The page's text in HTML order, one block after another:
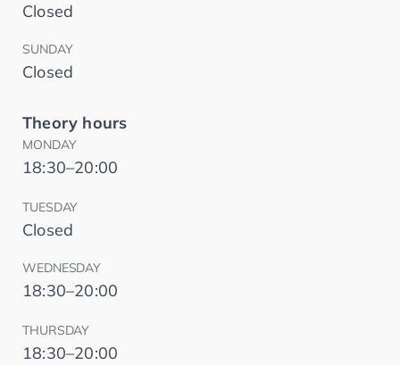
Closed
SUNDAY
Closed
Theory hours
MONDAY
18:30–20:00
TUESDAY
Closed
WEDNESDAY
18:30–20:00
THURSDAY
18:30–20:00